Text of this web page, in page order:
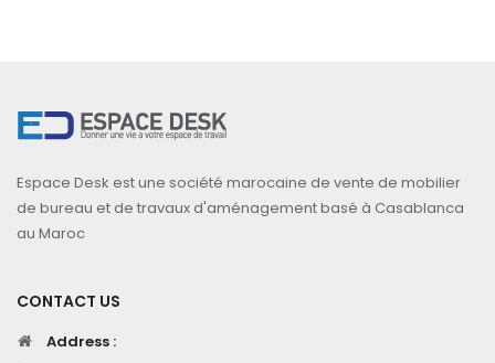
Espace Desk est une société marocaine de vente de mobilier
de bureau et de travaux d'aménagement basé à Casablanca
au Maroc
CONTACT US
Address :